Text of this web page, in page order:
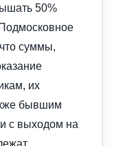
50%
суммы,
их
бывшим
с выходом на